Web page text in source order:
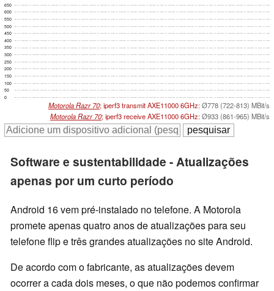
0
50
100
150
200
250
300
350
400
450
500
550
600
650
Motorola Razr 70; iperf3 transmit AXE11000 6GHz:Ø778 (722-813) MBit/s
Motorola Razr 70; iperf3 receive AXE11000 6GHz:Ø933 (861-965) MBit/s
Software e sustentabilidade - Atualizações
apenas por um curto período
Android 16 vem pré-instalado no telefone. A Motorola
promete apenas quatro anos de atualizações para seu
telefone flip e três grandes atualizações no site Android.
De acordo com o fabricante, as atualizações devem
ocorrer a cada dois meses, o que não podemos confirmar